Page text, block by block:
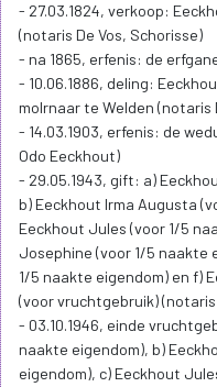
- 27.03.1824, verkoop:
(notaris De Vos, Schorisse)
- na 1865, erfenis: de
- 10.06.1886, deling:
molrnaar te Welden (notaris
- 14.03.1903, erfenis: de
Odo Eeckhout)
- 29.05.1943, gift: a)
b) Eeckhout Irma Augusta
Eeckhout Jules (voor 1/5
Josephine (voor 1/5 naakte
1/5 naakte eigendom) en f)
(voor vruchtgebruik) (notaris
- 03.10.1946, einde
naakte eigendom), b)
eigendom), c) Eeckhout